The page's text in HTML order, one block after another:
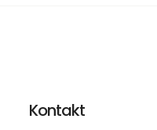
Kontakt